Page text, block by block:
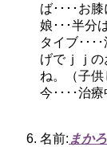
ば････お
娘･･･半分
タイブ･･･
げでｊｊ
ね。（子供
今････治
名前: まか